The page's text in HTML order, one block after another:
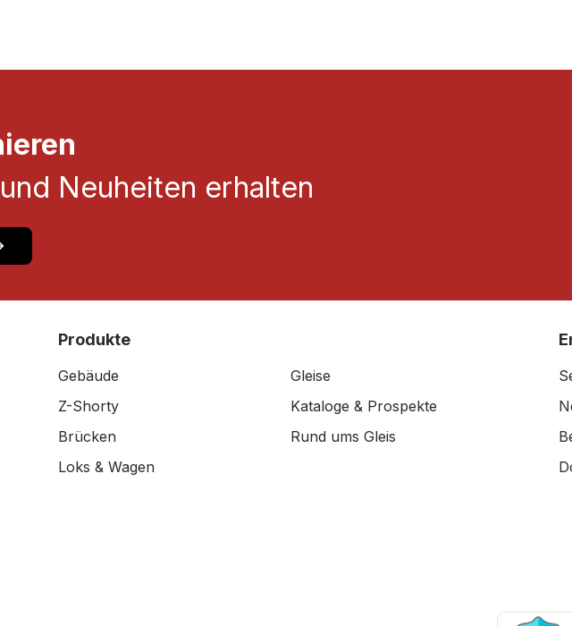
Neuheiten erhalten
Produkte
Gebäude
Gleise
Z-Shorty
Kataloge & Prospekte
Brücken
Rund ums Gleis
Loks & Wagen